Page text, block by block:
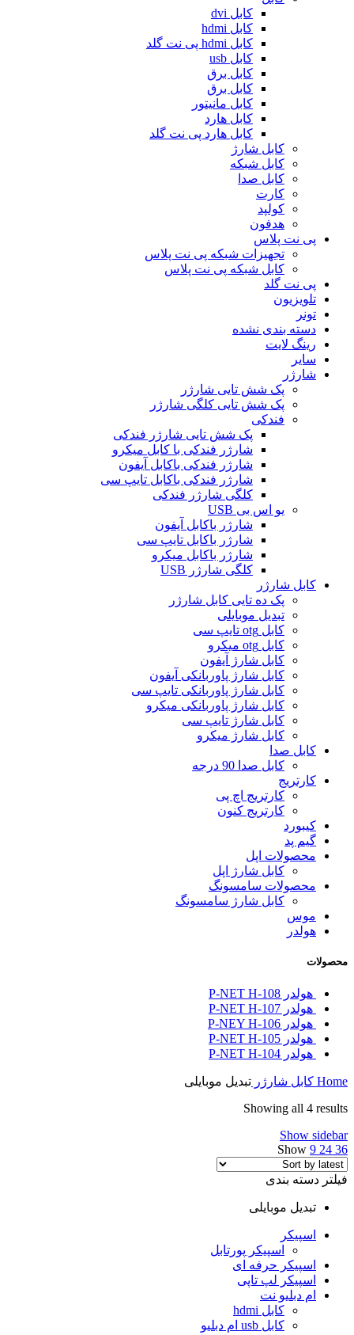
کابل dvi
کابل hdmi
کابل hdmi پی نت گلد
کابل usb
کابل برق
کابل برق
کابل مانیتور
کابل هارد
کابل هارد پی نت گلد
کابل شارژ
کابل شبکه
کابل صدا
کارت
کولپد
هدفون
پی نت پلاس
تجهیزات شبکه پی نت پلاس
کابل شبکه پی نت پلاس
پی نت گلد
تلویزیون
تونر
دسته بندی نشده
رینگ لایت
سایر
شارژر
پک شش تایی شارژر
پک شش تایی کلگی شارژر
فندکی
پک شش تایی شارژر فندکی
شارژر فندکی با کابل میکرو
شارژر فندکی باکابل آیفون
شارژر فندکی باکابل تایپ سی
کلگی شارژر فندکی
یو اس بی USB
شارژر باکابل آیفون
شارژر باکابل تایپ سی
شارژر باکابل میکرو
کلگی شارژر USB
کابل شارژر
پک ده تایی کابل شارژر
تبدیل موبایلی
کابل otg تایپ سی
کابل otg میکرو
کابل شارژ آیفون
کابل شارژ پاوربانکی آیفون
کابل شارژ پاوربانکی تایپ سی
کابل شارژ پاوربانکی میکرو
کابل شارژ تایپ سی
کابل شارژ میکرو
کابل صدا
کابل صدا 90 درجه
کارتریج
کارتریج اچ پی
کارتریج کنون
کیبورد
گیم پد
محصولات اپل
کابل شارژ اپل
محصولات سامسونگ
کابل شارژ سامسونگ
موس
هولدر
محصولات
هولدر P-NET H-108
هولدر P-NET H-107
هولدر P-NEY H-106
هولدر P-NET H-105
هولدر P-NET H-104
Home کابل شارژر تبدیل موبایلی
Showing all 4 results
Show sidebar
Show 9 24 36
فیلتر دسته بندی
تبدیل موبایلی
اسپیکر
اسپیکر پورتابل
اسپیکر حرفه ای
اسپیکر لپ تاپی
ام دبلیو نت
کابل hdmi
کابل usb ام دبلیو